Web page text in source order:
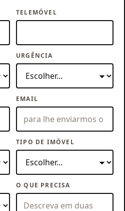
TELEMÓVEL
URGÊNCIA
EMAIL
TIPO DE IMÓVEL
O QUE PRECISA